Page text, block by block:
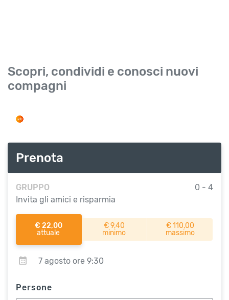
Scopri, condividi e conosci nuovi
compagni
Prenota
GRUPPO
0 - 4
Invita gli amici e risparmia
€ 22,00
attuale
€ 9,40
minimo
€ 110,00
massimo
7 agosto ore 9:30
Persone